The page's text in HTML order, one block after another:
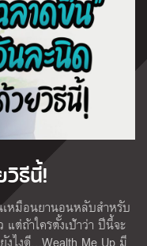
วิธีนี้!
หมือนยานอนหลับสำหรับ
ต่ถ้าใครตั้งเป้าว่า ปีนี้จะ